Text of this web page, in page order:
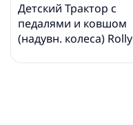
Детский Трактор с
педалями и ковшом
(надувн. колеса) Rolly